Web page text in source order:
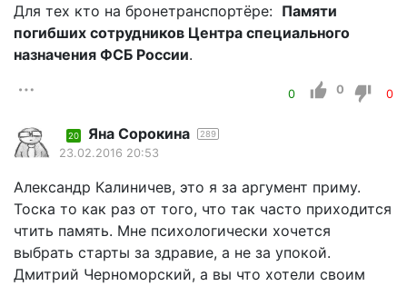
Для тех кто на бронетранспортёре: Памяти
погибших сотрудников Центра специального
назначения ФСБ России.
0 0 0
20 Яна Сорокина 289
23.02.2016 20:53
Александр Калиничев, это я за аргумент приму.
Тоска то как раз от того, что так часто приходится
чтить память. Мне психологически хочется
выбрать старты за здравие, а не за упокой.
Дмитрий Черноморский, а вы что хотели своим